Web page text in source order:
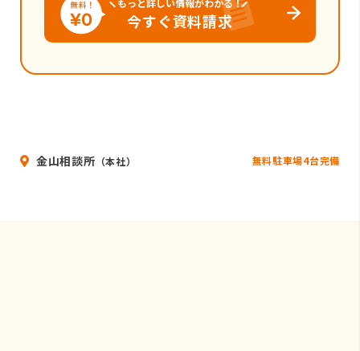
もっと詳しい情報がわかる！
今すぐ資料請求
金山相談所 （本社） 無料駐車場4台完備